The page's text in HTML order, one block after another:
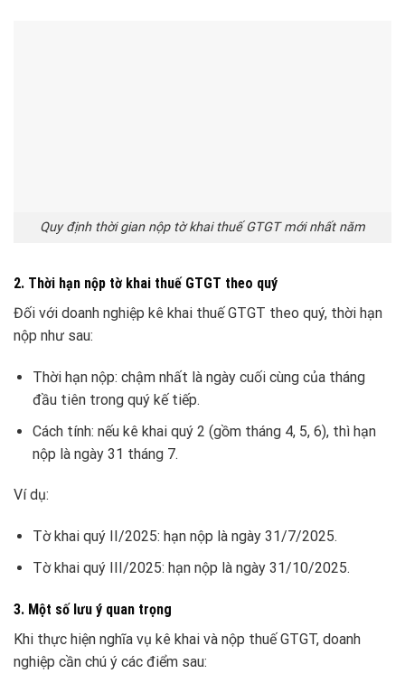
Quy định thời gian nộp tờ khai thuế GTGT mới nhất năm
2. Thời hạn nộp tờ khai thuế GTGT theo quý
Đối với doanh nghiệp kê khai thuế GTGT theo quý, thời hạn
nộp như sau:
Thời hạn nộp: chậm nhất là ngày cuối cùng của tháng
đầu tiên trong quý kế tiếp.
Cách tính: nếu kê khai quý 2 (gồm tháng 4, 5, 6), thì hạn
nộp là ngày 31 tháng 7.
Ví dụ:
Tờ khai quý II/2025: hạn nộp là ngày 31/7/2025.
Tờ khai quý III/2025: hạn nộp là ngày 31/10/2025.
3. Một số lưu ý quan trọng
Khi thực hiện nghĩa vụ kê khai và nộp thuế GTGT, doanh
nghiệp cần chú ý các điểm sau: